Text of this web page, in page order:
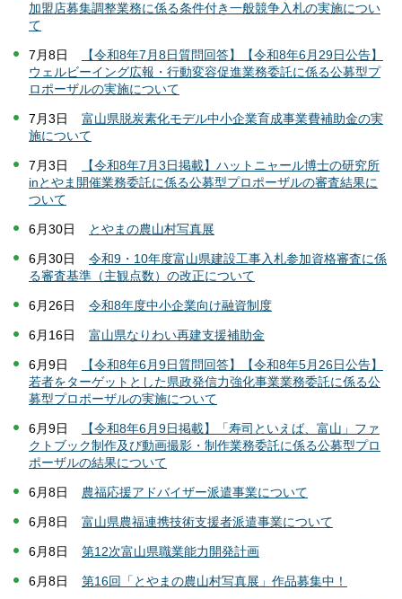
加盟店募集調整業務に係る条件付き一般競争入札の実施につい
て
7月8日
【令和8年7月8日質問回答】【令和8年6月29日公告】
ウェルビーイング広報・行動変容促進業務委託に係る公募型プ
ロポーザルの実施について
7月3日
富山県脱炭素化モデル中小企業育成事業費補助金の実
施について
7月3日
【令和8年7月3日掲載】ハットニャール博士の研究所
inとやま開催業務委託に係る公募型プロポーザルの審査結果に
ついて
6月30日 とやまの農山村写真展
6月30日
令和9・10年度富山県建設工事入札参加資格審査に係
る審査基準（主観点数）の改正について
6月26日 令和8年度中小企業向け融資制度
6月16日 富山県なりわい再建支援補助金
6月9日
【令和8年6月9日質問回答】【令和8年5月26日公告】
若者をターゲットとした県政発信力強化事業業務委託に係る公
募型プロポーザルの実施について
6月9日
【令和8年6月9日掲載】「寿司といえば、富山」ファ
クトブック制作及び動画撮影・制作業務委託に係る公募型プロ
ポーザルの結果について
6月8日 農福応援アドバイザー派遣事業について
6月8日 富山県農福連携技術支援者派遣事業について
6月8日 第12次富山県職業能力開発計画
6月8日 第16回「とやまの農山村写真展」作品募集中！